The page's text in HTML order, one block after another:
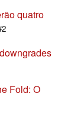
quatro
Fold: O